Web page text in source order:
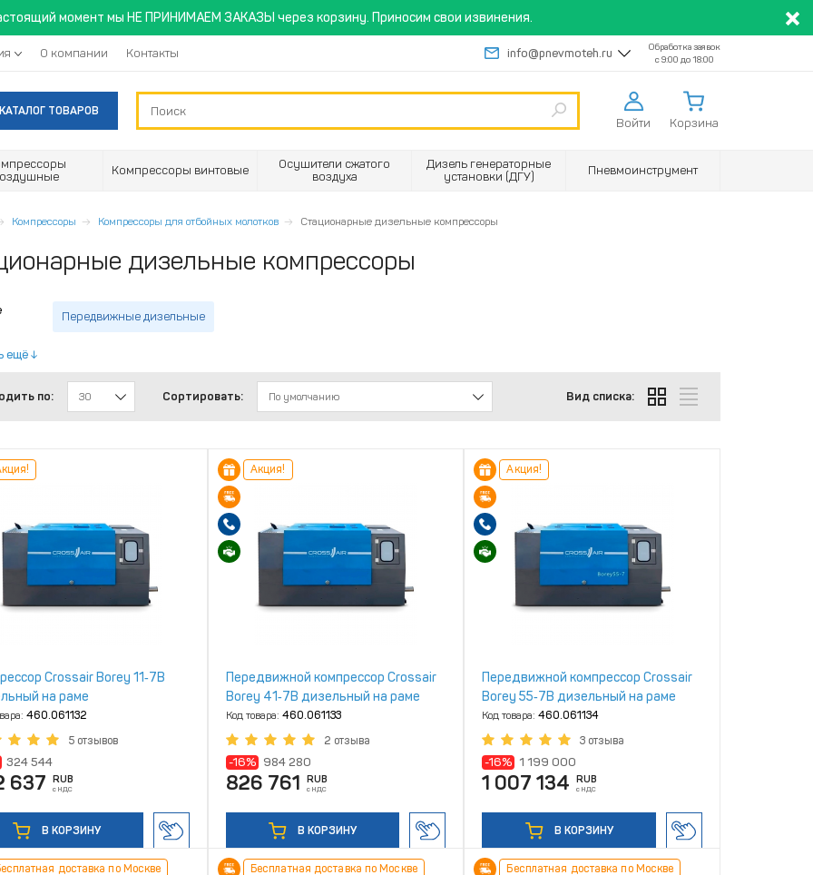
момент мы НЕ ПРИНИМАЕМ ЗАКАЗЫ через корзину. Приносим свои извинения.
О компании Контакты info@pnevmoteh.ru
Обработка заявок
с 9:00 до 18:00
КАТАЛОГ ТОВАРОВ
Войти Корзина
Компрессоры винтовые
Осушители сжатого
воздуха
Дизель генераторные
установки (ДГУ)
Пневмоинструмент
Компрессоры Компрессоры для отбойных молотков Стационарные дизельные компрессоры
дизельные компрессоры
Передвижные дизельные
ещё
по: 30 Сортировать: По умолчанию Вид списка:
Crossair Borey 11‑7B
на раме
460.061132
5 отзывов
324 544
637 RUB
с НДС
В КОРЗИНУ
Акция!
Передвижной компрессор Crossair
Borey 41‑7B дизельный на раме
Код товара: 460.061133
2 отзыва
-16% 984 280
826 761 RUB
с НДС
В КОРЗИНУ
Акция!
Передвижной компрессор Crossair
Borey 55‑7B дизельный на раме
Код товара:460.061134
3 отзыва
-16% 1 199 000
1 007 134 RUB
с НДС
В КОРЗИНУ
доставка по Москве Бесплатная доставка по Москве Бесплатная доставка по Москве